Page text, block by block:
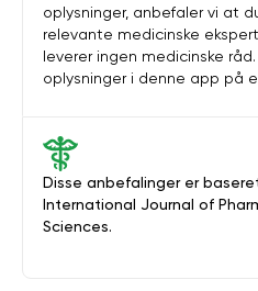
Disse anbefalinger er
International Journal of
Sciences.
oplysninger, anbefaler vi at
relevante medicinske
leverer ingen medicinske
oplysninger i denne app på